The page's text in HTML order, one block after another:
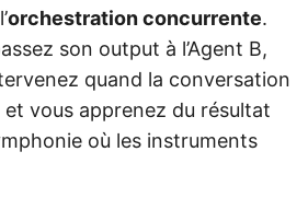
orchestration concurrente.
son output à l’Agent B,
quand la conversation
et vous apprenez du résultat
où les instruments